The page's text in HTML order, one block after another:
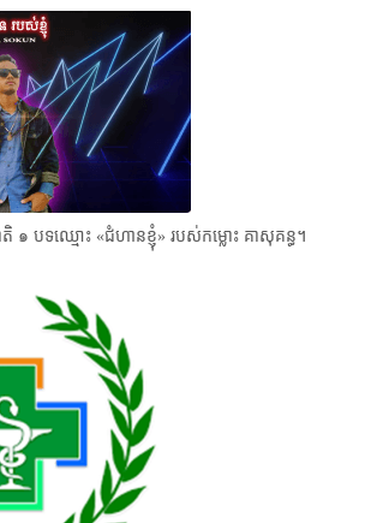
๑ បទឈ្មោះ «ជំហានខ្ញុំ» របស់កម្លោះ គាសុគន្ធ។